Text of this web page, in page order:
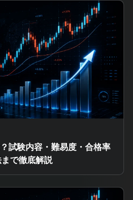
試験内容・難易度・合格率
で徹底解説